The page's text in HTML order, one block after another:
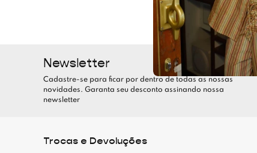
Newsletter
Cadastre-se para ficar por dentro de todas as nossas
novidades. Garanta seu desconto assinando nossa
newsletter
Trocas e Devoluções